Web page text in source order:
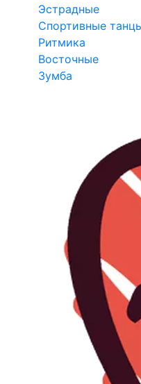
Эстрадные
Спортивные
Ритмика
Восточные
Зумба